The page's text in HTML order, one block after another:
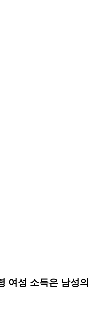
여성 소득은 남성의